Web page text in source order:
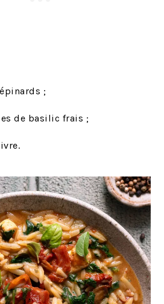
;
de basilic frais ;